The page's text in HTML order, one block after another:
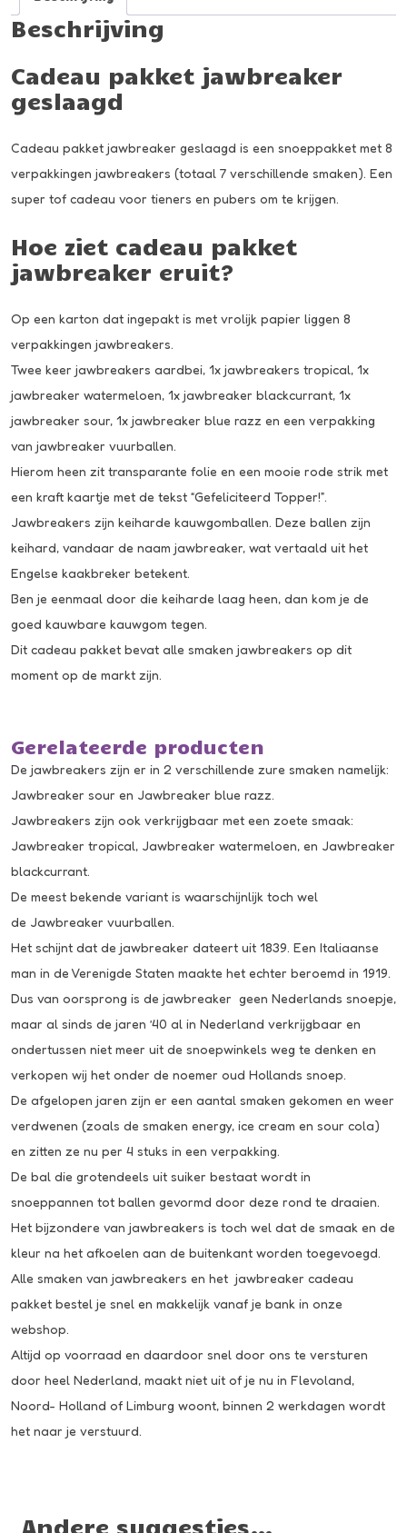
aantal
Beschrijving
Cadeau pakket jawbreaker
geslaagd
Cadeau pakket jawbreaker geslaagd is een snoeppakket met 8
verpakkingen jawbreakers (totaal 7 verschillende smaken). Een
super tof cadeau voor tieners en pubers om te krijgen.
Hoe ziet cadeau pakket
jawbreaker eruit?
Op een karton dat ingepakt is met vrolijk papier liggen 8
verpakkingen jawbreakers.
Twee keer jawbreakers aardbei, 1x jawbreakers tropical, 1x
jawbreaker watermeloen, 1x jawbreaker blackcurrant, 1x
jawbreaker sour, 1x jawbreaker blue razz en een verpakking
van jawbreaker vuurballen.
Hierom heen zit transparante folie en een mooie rode strik met
een kraft kaartje met de tekst “Gefeliciteerd Topper!”.
Jawbreakers zijn keiharde kauwgomballen. Deze ballen zijn
keihard, vandaar de naam jawbreaker, wat vertaald uit het
Engelse kaakbreker betekent.
Ben je eenmaal door die keiharde laag heen, dan kom je de
goed kauwbare kauwgom tegen.
Dit cadeau pakket bevat alle smaken jawbreakers op dit
moment op de markt zijn.
Gerelateerde producten
De jawbreakers zijn er in 2 verschillende zure smaken namelijk:
Jawbreaker sour en Jawbreaker blue razz.
Jawbreakers zijn ook verkrijgbaar met een zoete smaak:
Jawbreaker tropical, Jawbreaker watermeloen, en Jawbreaker
blackcurrant.
De meest bekende variant is waarschijnlijk toch wel
de Jawbreaker vuurballen.
Het schijnt dat de jawbreaker dateert uit 1839. Een Italiaanse
man in de Verenigde Staten maakte het echter beroemd in 1919.
Dus van oorsprong is de jawbreaker geen Nederlands snoepje,
maar al sinds de jaren ’40 al in Nederland verkrijgbaar en
ondertussen niet meer uit de snoepwinkels weg te denken en
verkopen wij het onder de noemer oud Hollands snoep.
De afgelopen jaren zijn er een aantal smaken gekomen en weer
verdwenen (zoals de smaken energy, ice cream en sour cola)
en zitten ze nu per 4 stuks in een verpakking.
De bal die grotendeels uit suiker bestaat wordt in
snoeppannen tot ballen gevormd door deze rond te draaien.
Het bijzondere van jawbreakers is toch wel dat de smaak en de
kleur na het afkoelen aan de buitenkant worden toegevoegd.
Alle smaken van jawbreakers en het jawbreaker cadeau
pakket bestel je snel en makkelijk vanaf je bank in onze
webshop.
Altijd op voorraad en daardoor snel door ons te versturen
door heel Nederland, maakt niet uit of je nu in Flevoland,
Noord- Holland of Limburg woont, binnen 2 werkdagen wordt
het naar je verstuurd.
Andere suggesties…